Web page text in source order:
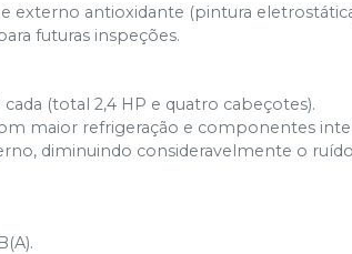
externo antioxidante (pintura
futuras inspeções.
(total 2,4 HP e quatro cabeçotes).
maior refrigeração e componentes
diminuindo consideravelmente o